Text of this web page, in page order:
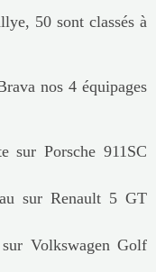
50 sont classés à
nos 4 équipages
sur Porsche 911SC
sur Renault 5 GT
Volkswagen Golf